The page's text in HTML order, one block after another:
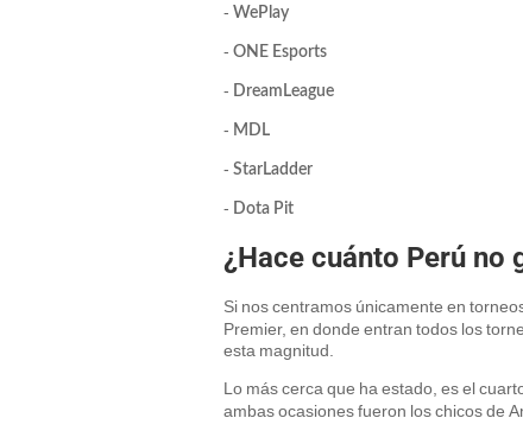
- WePlay
- ONE Esports
- DreamLeague
- MDL
- StarLadder
- Dota Pit
¿Hace cuánto Perú no
Si nos centramos únicamente en
Premier, en donde entran todos los
esta magnitud.
Lo más cerca que ha estado, es el
ambas ocasiones fueron los chicos de